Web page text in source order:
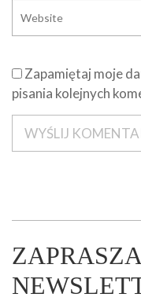
Zapamiętaj moje
pisania kolejnych